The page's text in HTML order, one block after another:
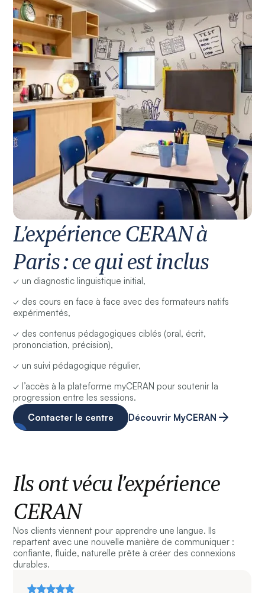
L’expérience CERAN à
Paris : ce qui est inclus
✓ un diagnostic linguistique initial,
✓ des cours en face à face avec des formateurs natifs
expérimentés,
✓ des contenus pédagogiques ciblés (oral, écrit,
prononciation, précision),
✓ un suivi pédagogique régulier,
✓ l’accès à la plateforme myCERAN pour soutenir la
progression entre les sessions.
Contacter le centre
Découvrir MyCERAN
Ils ont vécu l’expérience
CERAN
Nos clients viennent pour apprendre une langue. Ils
repartent avec une nouvelle manière de communiquer :
confiante, fluide, naturelle prête à créer des connexions
durables.